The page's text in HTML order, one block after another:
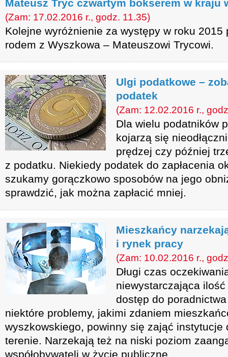
Mateusz Tryc czwartym bokserem w kraju
(Zam: 17.02.2016 r., godz. 11.35)
Kolejne wyróżnienie za występy w roku 2015
rodem z Wyszkowa – Mateuszowi Trycowi.
Ulgi podatkowe –
podatek
(Zam: 12.02.2016 r.,
Dla wielu podatników
kojarzą się
prędzej czy później
z podatku. Niekiedy podatek do zapłacenia
szukamy gorączkowo sposobów na jego
sprawdzić, jak można zapłacić mniej.
Mieszkańcy
i rynek pracy
(Zam: 10.02.2016 r.,
Długi czas
niewystarczająca
dostęp do
niektóre problemy, jakimi zdaniem
wyszkowskiego, powinny się zająć instytucje
terenie. Narzekają też na niski poziom
współobywateli w życie publiczne.